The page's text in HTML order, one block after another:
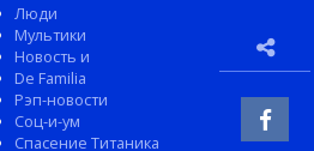
Люди
Мультики
Новость и
De Familia
Рэп-новости
Соц-и-ум
Спасение Титаника